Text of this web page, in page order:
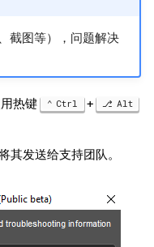
截图等），问题解决
热键 Ctrl + Alt
其发送给支持团队。